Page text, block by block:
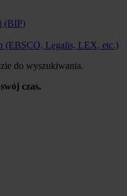
(BIP)
(EBSCO, Legalis, LEX, etc.)
do wyszukiwania.
czas.